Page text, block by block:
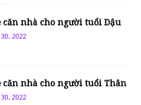
căn nhà cho người tuổi Dậu
2022
căn nhà cho người tuổi Thân
2022